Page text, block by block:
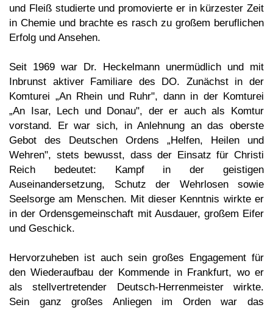
und Fleiß studierte und promovierte er in kürzester Zeit
in Chemie und brachte es rasch zu großem beruflichen
Erfolg und Ansehen.
Seit 1969 war Dr. Heckelmann unermüdlich und mit
Inbrunst aktiver Familiare des DO. Zunächst in der
Komturei „An Rhein und Ruhr", dann in der Komturei
„An Isar, Lech und Donau", der er auch als Komtur
vorstand. Er war sich, in Anlehnung an das oberste
Gebot des Deutschen Ordens „Helfen, Heilen und
Wehren", stets bewusst, dass der Einsatz für Christi
Reich bedeutet: Kampf in der geistigen
Auseinandersetzung, Schutz der Wehrlosen sowie
Seelsorge am Menschen. Mit dieser Kenntnis wirkte er
in der Ordensgemeinschaft mit Ausdauer, großem Eifer
und Geschick.
Hervorzuheben ist auch sein großes Engagement für
den Wiederaufbau der Kommende in Frankfurt, wo er
als stellvertretender Deutsch-Herrenmeister wirkte.
Sein ganz großes Anliegen im Orden war das